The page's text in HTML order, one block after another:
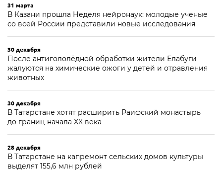
31 марта
В Казани прошла Неделя нейронаук: молодые ученые
со всей России представили новые исследования
30 декабря
После антигололёдной обработки жители Елабуги
жалуются на химические ожоги у детей и отравления
животных
30 декабря
В Татарстане хотят расширить Раифский монастырь
до границ начала XX века
28 декабря
В Татарстане на капремонт сельских домов культуры
выделят 155,6 млн рублей